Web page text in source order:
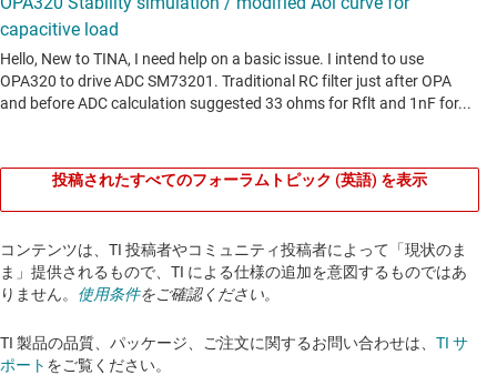
投稿されたすべてのフォーラムトピック (英語) を表示
コンテンツは、TI 投稿者やコミュニティ投稿者によって「現状のま
ま」提供されるもので、TI による仕様の追加を意図するものではあ
りません。 使用条件をご確認ください。
TI 製品の品質、パッケージ、ご注文に関するお問い合わせは、 TI サ
ポート をご覧ください。​​​​​​​​​​​​​​